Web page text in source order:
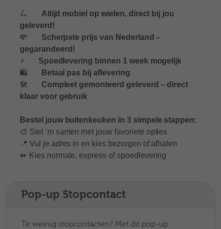
🛴 Altijd mobiel op wielen, direct bij jou
geleverd!
💸 Scherpste prijs van Nederland –
gegarandeerd!
⚡ Spoedlevering binnen 1 week mogelijk
🛍️
Betaal pas bij aflevering
🛠️ Compleet gemonteerd geleverd – direct
klaar voor gebruik
Bestel jouw buitenkeuken in 3 simpele stappen:
🎨 Stel ‘m samen met jouw favoriete opties
📍 Vul je adres in en kies bezorgen of afhalen
⏩ Kies normale, express of spoedlevering
Pop-up Stopcontact
Te weinig stopcontacten? Met dit pop-up